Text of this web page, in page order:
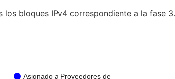
bloques IPv4 correspondiente a la fase 3.